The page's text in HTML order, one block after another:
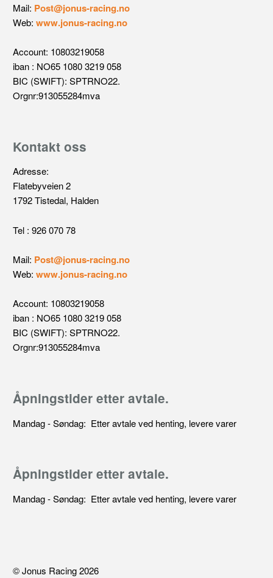
Mail: Post@jonus-racing.no
Web: www.jonus-racing.no
Account: 10803219058
iban : NO65 1080 3219 058
BIC (SWIFT): SPTRNO22.
Orgnr:913055284mva
Kontakt oss
Adresse:
Flatebyveien 2
1792 Tistedal, Halden
Tel : 926 070 78
Mail: Post@jonus-racing.no
Web: www.jonus-racing.no
Account: 10803219058
iban : NO65 1080 3219 058
BIC (SWIFT): SPTRNO22.
Orgnr:913055284mva
Åpningstider etter avtale.
Mandag - Søndag: Etter avtale ved henting, levere varer
Åpningstider etter avtale.
Mandag - Søndag: Etter avtale ved henting, levere varer
© Jonus Racing 2026